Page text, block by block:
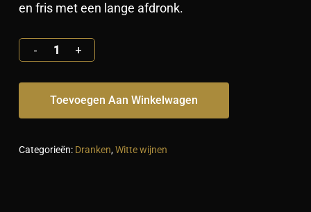
en fris met een lange afdronk.
Toevoegen Aan Winkelwagen
Categorieën: Dranken,Witte wijnen